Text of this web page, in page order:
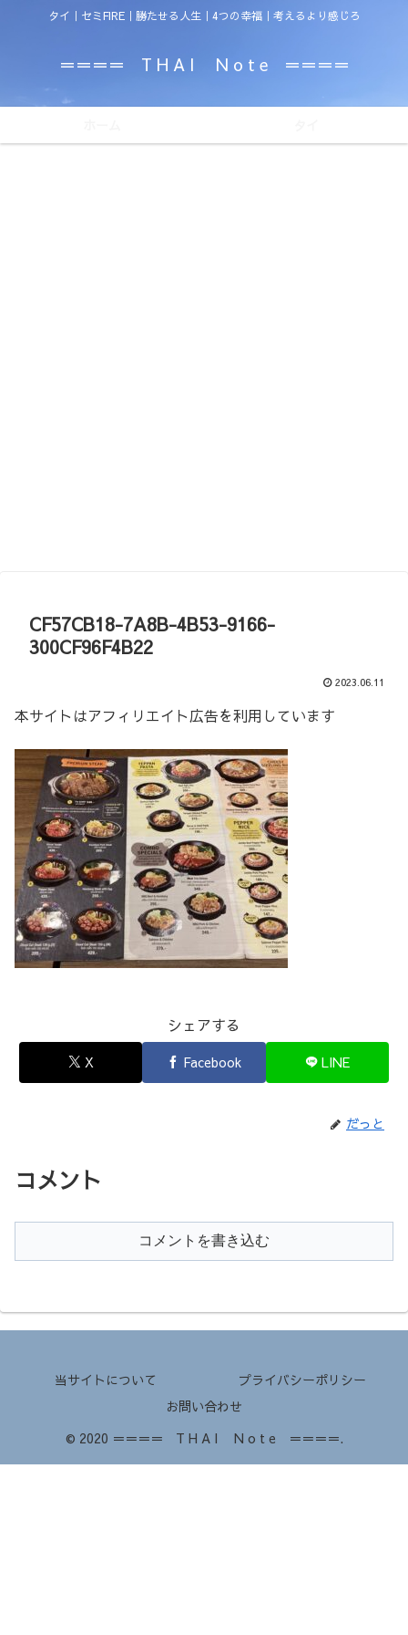
タイ｜セミFIRE｜勝たせる人生｜4つの幸福｜考えるより感じろ
＝＝＝＝ T H A I N o t e ＝＝＝＝
CF57CB18-7A8B-4B53-9166-
300CF96F4B22
2023.06.11
本サイトはアフィリエイト広告を利用しています
シェアする
X Facebook LINE
だっと
コメント
コメントを書き込む
当サイトについて
プライバシーポリシー
お問い合わせ
© 2020 ＝＝＝＝ T H A I N o t e ＝＝＝＝.